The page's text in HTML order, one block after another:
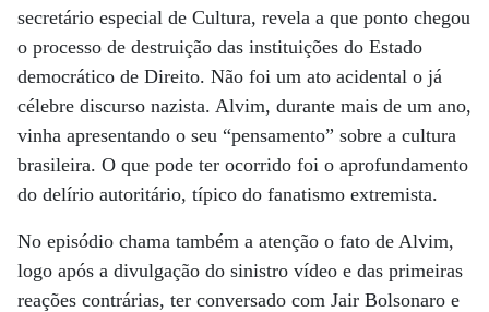
secretário especial de Cultura, revela a que ponto chegou
o processo de destruição das instituições do Estado
democrático de Direito. Não foi um ato acidental o já
célebre discurso nazista. Alvim, durante mais de um ano,
vinha apresentando o seu “pensamento” sobre a cultura
brasileira. O que pode ter ocorrido foi o aprofundamento
do delírio autoritário, típico do fanatismo extremista.
No episódio chama também a atenção o fato de Alvim,
logo após a divulgação do sinistro vídeo e das primeiras
reações contrárias, ter conversado com Jair Bolsonaro e